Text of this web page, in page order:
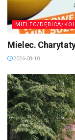
MIELEC/DĘBICA/
Mielec.
2026-08-10